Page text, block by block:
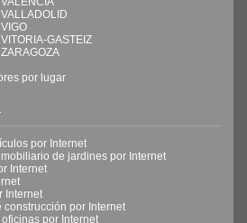
GASTEIZ
por lugar
por Internet
de jardines por Internet
Internet
Internet
construcción por Internet
por Internet